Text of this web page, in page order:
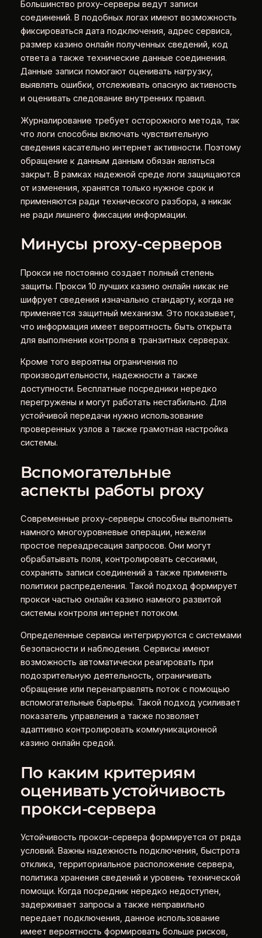
Большинство proxy-серверы ведут записи
соединений. В подобных логах имеют возможность
фиксироваться дата подключения, адрес сервиса,
размер казино онлайн полученных сведений, код
ответа а также технические данные соединения.
Данные записи помогают оценивать нагрузку,
выявлять ошибки, отслеживать опасную активность
и оценивать следование внутренних правил.
Журналирование требует осторожного метода, так
что логи способны включать чувствительную
сведения касательно интернет активности. Поэтому
обращение к данным данным обязан являться
закрыт. В рамках надежной среде логи защищаются
от изменения, хранятся только нужное срок и
применяются ради технического разбора, а никак
не ради лишнего фиксации информации.
Минусы proxy-серверов
Прокси не постоянно создает полный степень
защиты. Прокси 10 лучших казино онлайн никак не
шифрует сведения изначально стандарту, когда не
применяется защитный механизм. Это показывает,
что информация имеет вероятность быть открыта
для выполнения контроля в транзитных серверах.
Кроме того вероятны ограничения по
производительности, надежности а также
доступности. Бесплатные посредники нередко
перегружены и могут работать нестабильно. Для
устойчивой передачи нужно использование
проверенных узлов а также грамотная настройка
системы.
Вспомогательные
аспекты работы proxy
Современные proxy-серверы способны выполнять
намного многоуровневые операции, нежели
простое переадресация запросов. Они могут
обрабатывать поля, контролировать сессиями,
сохранять записи соединений а также применять
политики распределения. Такой подход формирует
прокси частью онлайн казино намного развитой
системы контроля интернет потоком.
Определенные сервисы интегрируются с системами
безопасности и наблюдения. Сервисы имеют
возможность автоматически реагировать при
подозрительную деятельность, ограничивать
обращение или перенаправлять поток с помощью
вспомогательные барьеры. Такой подход усиливает
показатель управления а также позволяет
адаптивно контролировать коммуникационной
казино онлайн средой.
По каким критериям
оценивать устойчивость
прокси-сервера
Устойчивость прокси-сервера формируется от ряда
условий. Важны надежность подключения, быстрота
отклика, территориальное расположение сервера,
политика хранения сведений и уровень технической
помощи. Когда посредник нередко недоступен,
задерживает запросы а также неправильно
передает подключения, данное использование
имеет вероятность формировать больше рисков,